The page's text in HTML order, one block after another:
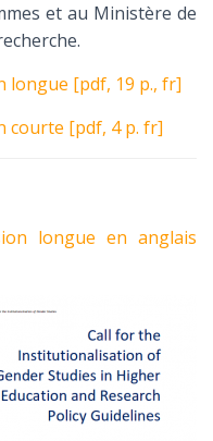
et au Ministère de
longue [pdf, 19 p., fr]
courte [pdf, 4 p. fr]
longue en anglais